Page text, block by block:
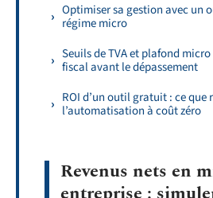
Optimiser sa gestion avec un
régime micro
Seuils de TVA et plafond
fiscal avant le dépassement
ROI d’un outil gratuit : ce que
l’automatisation à coût zéro
Revenus nets en